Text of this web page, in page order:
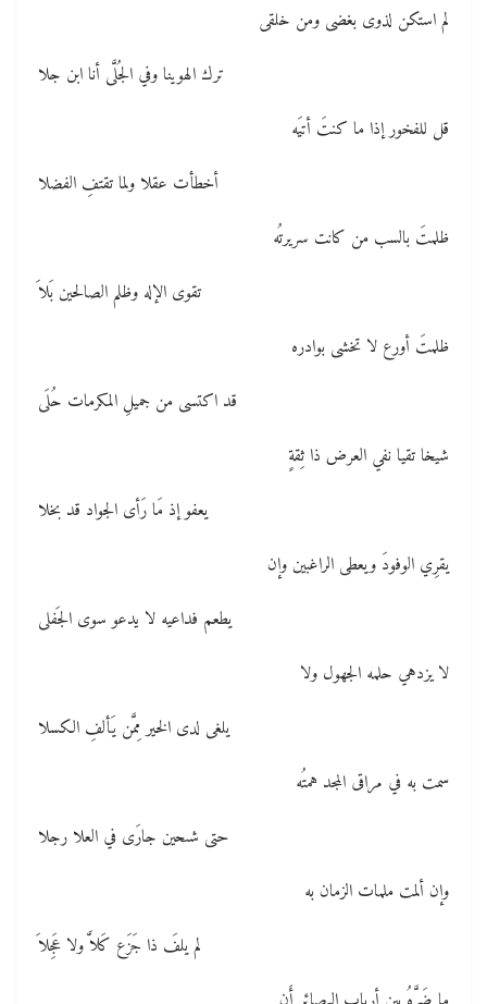
لم استكن لذوى بغضى ومن خلقى
ترك الهوينا وفي الجُلَّى أنا ابن جلا
قل للفخور إذا ما كنتَ أتيَه
أخطأت عقلا ولما تقتفِ الفضلا
ظلمتَ بالسب من كانت سريرتُه
تقوى الإله وظلم الصالحين بَلاَ
ظلمتَ أورع لا تخشى بوادره
قد اكتسى من جميلِ المكرمات حُلَى
شيخا تقيا نفي العرض ذا ثِقةٍ
يعفو إذ مَا رَأى الجواد قد بخلا
يقرِي الوفودَ ويعطى الراغبين وإن
يطعم فداعيه لا يدعو سوى الجَفلى
لا يزدهي حلمه الجهول ولا
يلغى لدى الخير مِمَّن يَألفِ الكسلا
سمت به في مراقى المجد همتُه
حتى شىحين جارَى في العلا رجلا
وإن ألمت ملمات الزمان به
لم يلفَ ذا جَزَع كَلاَّ ولا عَجِلاَ